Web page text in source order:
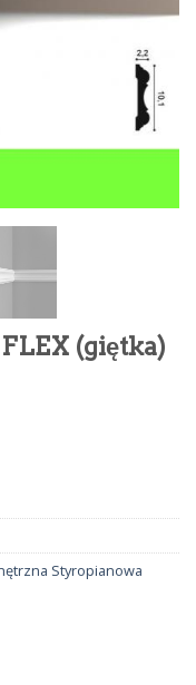
(giętka)
Styropianowa